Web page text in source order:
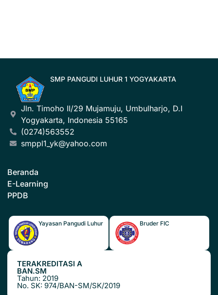
SMP PANGUDI LUHUR 1 YOGYAKARTA
Jln. Timoho II/29 Mujamuju, Umbulharjo, D.I
Yogyakarta, Indonesia 55165
(0274)563552
smppl1_yk@yahoo.com
Beranda
E-Learning
PPDB
Yayasan Pangudi Luhur Bruder FIC
TERAKREDITASI A
BAN.SM
Tahun: 2019
No. SK: 974/BAN-SM/SK/2019